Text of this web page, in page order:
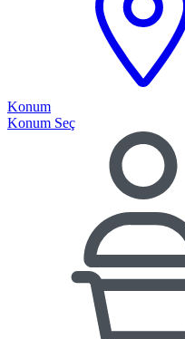
Konum
Konum Seç